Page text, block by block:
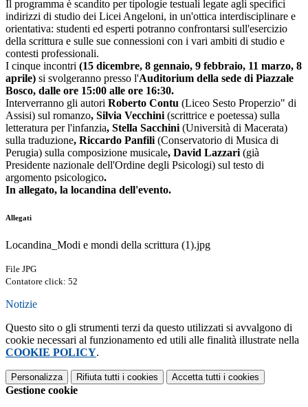
Il programma è scandito per tipologie testuali legate agli specifici
indirizzi di studio dei Licei Angeloni, in un'ottica interdisciplinare e
orientativa: studenti ed esperti potranno confrontarsi sull'esercizio
della scrittura e sulle sue connessioni con i vari ambiti di studio e
contesti professionali.
I cinque incontri (15 dicembre, 8 gennaio, 9 febbraio, 11 marzo, 8
aprile) si svolgeranno presso l'Auditorium della sede di Piazzale
Bosco, dalle ore 15:00 alle ore 16:30.
Interverranno gli autori Roberto Contu (Liceo Sesto Properzio" di
Assisi) sul romanzo, Silvia Vecchini (scrittrice e poetessa) sulla
letteratura per l'infanzia, Stella Sacchini (Università di Macerata)
sulla traduzione, Riccardo Panfili (Conservatorio di Musica di
Perugia) sulla composizione musicale, David Lazzari (già
Presidente nazionale dell'Ordine degli Psicologi) sul testo di
argomento psicologico.
In allegato, la locandina dell'evento.
Allegati
Locandina_Modi e mondi della scrittura (1).jpg
File JPG
Contatore click: 52
Notizie
Questo sito o gli strumenti terzi da questo utilizzati si avvalgono di
cookie necessari al funzionamento ed utili alle finalità illustrate nella
COOKIE POLICY.
Personalizza Rifiuta tutti i cookies Accetta tutti i cookies
Gestione cookie